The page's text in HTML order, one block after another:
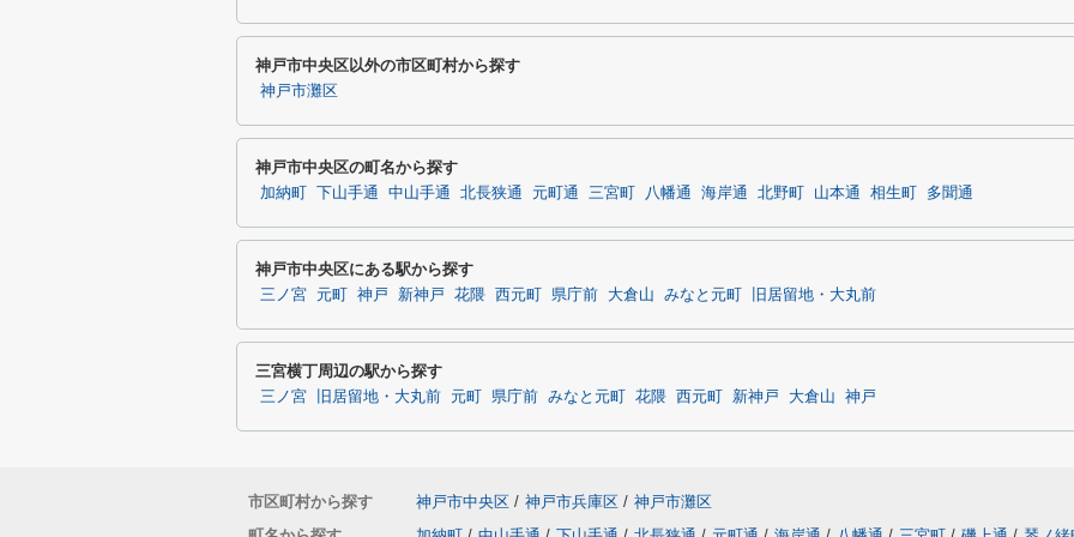
神戸市中央区以外の市区町村から探す
神戸市灘区
神戸市中央区の町名から探す
加納町 下山手通 中山手通 北長狭通 元町通 三宮町 八幡通 海岸通 北野町 山本通 相生町 多聞通
神戸市中央区にある駅から探す
三ノ宮 元町 神戸 新神戸 花隈 西元町 県庁前 大倉山 みなと元町 旧居留地・大丸前
三宮横丁周辺の駅から探す
三ノ宮 旧居留地・大丸前 元町 県庁前 みなと元町 花隈 西元町 新神戸 大倉山 神戸
市区町村から探す 神戸市中央区 / 神戸市兵庫区 / 神戸市灘区